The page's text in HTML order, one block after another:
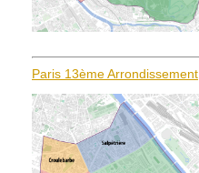
Paris 13ème Arrondissement